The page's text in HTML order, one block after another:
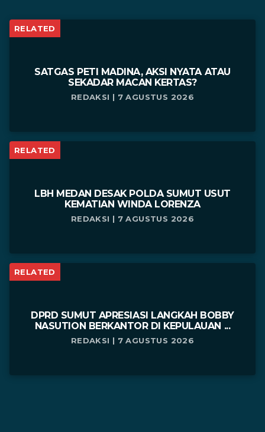
RELATED
SATGAS PETI MADINA, AKSI NYATA ATAU
SEKADAR MACAN KERTAS?
REDAKSI | 7 AGUSTUS 2026
RELATED
LBH MEDAN DESAK POLDA SUMUT USUT
KEMATIAN WINDA LORENZA
REDAKSI | 7 AGUSTUS 2026
RELATED
DPRD SUMUT APRESIASI LANGKAH BOBBY
NASUTION BERKANTOR DI KEPULAUAN ...
REDAKSI | 7 AGUSTUS 2026